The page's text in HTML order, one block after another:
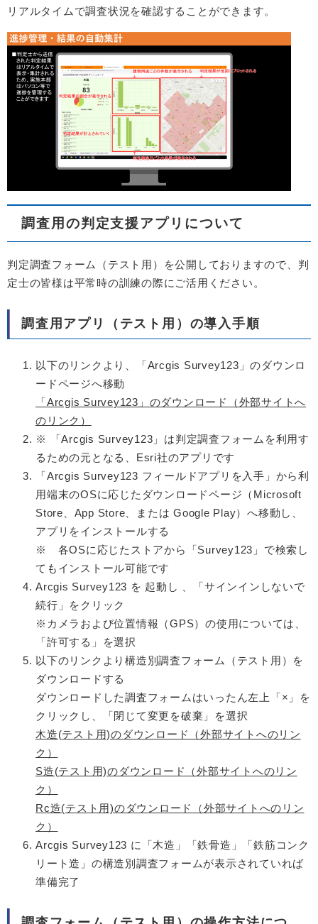
リアルタイムで調査状況を確認することができます。
調査用の判定支援アプリについて
判定調査フォーム（テスト用）を公開しておりますので、判
定士の皆様は平常時の訓練の際にご活用ください。
調査用アプリ（テスト用）の導入手順
以下のリンクより、「Arcgis Survey123」のダウンロ
ードページへ移動
「Arcgis Survey123」のダウンロード（外部サイトへ
のリンク）
※ 「Arcgis Survey123」は判定調査フォームを利用す
るための元となる、Esri社のアプリです
「Arcgis Survey123 フィールドアプリを入手」から利
用端末のOSに応じたダウンロードページ（Microsoft
Store、App Store、または Google Play）へ移動し、
アプリをインストールする
※ 各OSに応じたストアから「Survey123」で検索し
てもインストール可能です
Arcgis Survey123 を 起動し 、「サインインしないで
続行」をクリック
​※カメラおよび位置情報（GPS）の使用については、
「許可する」を選択
以下のリンクより構造別調査フォーム（テスト用）を
ダウンロードする
​ダウンロードした調査フォームはいったん左上「×」を
クリックし、「閉じて変更を破棄」を選択
木造(テスト用)のダウンロード（外部サイトへのリン
ク）
S造(テスト用)のダウンロード（外部サイトへのリン
ク）
Rc造(テスト用)のダウンロード（外部サイトへのリン
ク）
Arcgis Survey123 に「木造」「鉄骨造」「鉄筋コンク
リート造」の構造別調査フォームが表示されていれば
準備完了